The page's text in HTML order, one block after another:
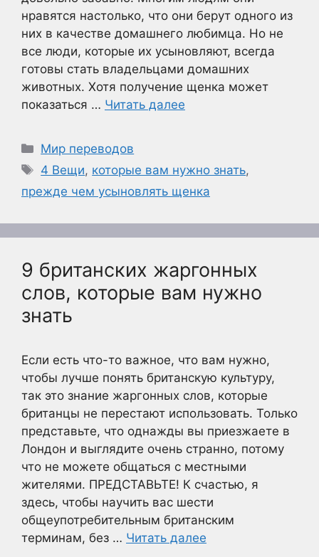
нравятся настолько, что они берут одного из
них в качестве домашнего любимца. Но не
все люди, которые их усыновляют, всегда
готовы стать владельцами домашних
животных. Хотя получение щенка может
показаться … Читать далее
Рубрики
Мир переводов
Метки
4 Вещи, которые вам нужно знать,
прежде чем усыновлять щенка
9 британских жаргонных
слов, которые вам нужно
знать
Если есть что-то важное, что вам нужно,
чтобы лучше понять британскую культуру,
так это знание жаргонных слов, которые
британцы не перестают использовать. Только
представьте, что однажды вы приезжаете в
Лондон и выглядите очень странно, потому
что не можете общаться с местными
жителями. ПРЕДСТАВЬТЕ! К счастью, я
здесь, чтобы научить вас шести
общеупотребительным британским
терминам, без … Читать далее